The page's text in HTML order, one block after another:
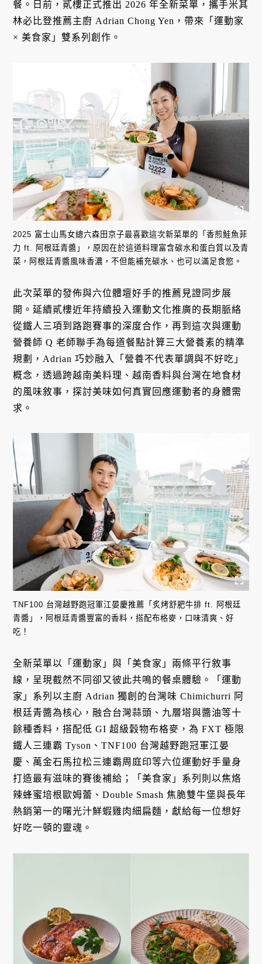
餐。日前，貳樓正式推出 2026 年全新菜單，攜手米其
林必比登推薦主廚 Adrian Chong Yen，帶來「運動家
× 美食家」雙系列創作。
2025 富士山馬女總六森田京子最喜歡這次新菜單的「香煎鮭魚菲
力 ft. 阿根廷青醬」，原因在於這道料理富含碳水和蛋白質以及青
菜，阿根廷青醬風味香濃，不但能補充碳水、也可以滿足食慾。
此次菜單的發佈與六位體壇好手的推薦見證同步展
開。延續貳樓近年持續投入運動文化推廣的長期脈絡
從鐵人三項到路跑賽事的深度合作，再到這次與運動
營養師 Q 老師聯手為每道餐點計算三大營養素的精準
規劃，Adrian 巧妙融入「營養不代表單調與不好吃」
概念，透過跨越南美料理、越南香料與台灣在地食材
的風味敘事，探討美味如何真實回應運動者的身體需
求。
TNF100 台灣越野跑冠軍江晏慶推薦「炙烤舒肥牛排 ft. 阿根廷
青醬」，阿根廷青醬豐富的香料，搭配布格麥，口味清爽、好
吃！
全新菜單以「運動家」與「美食家」兩條平行敘事
線，呈現截然不同卻又彼此共鳴的餐桌體驗。「運動
家」系列以主廚 Adrian 獨創的台灣味 Chimichurri 阿
根廷青醬為核心，融合台灣蒜頭、九層塔與醬油等十
餘種香料，搭配低 GI 超級穀物布格麥，為 FXT 極限
鐵人三連霸 Tyson、TNF100 台灣越野跑冠軍江晏
慶、萬金石馬拉松三連霸周庭印等六位運動好手量身
打造最有滋味的賽後補給；「美食家」系列則以焦烙
辣蜂蜜培根歐姆蕾、Double Smash 焦脆雙牛堡與長年
熱銷第一的曙光汁鮮蝦雞肉細扁麵，獻給每一位想好
好吃一頓的靈魂。